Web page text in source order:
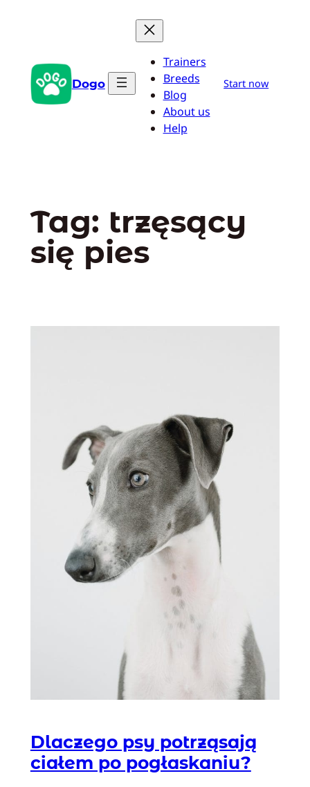
Dogo
Trainers
Breeds
Blog
About us
Help
Start now
Tag: trzęsący
się pies
Dlaczego psy potrząsają
ciałem po pogłaskaniu?